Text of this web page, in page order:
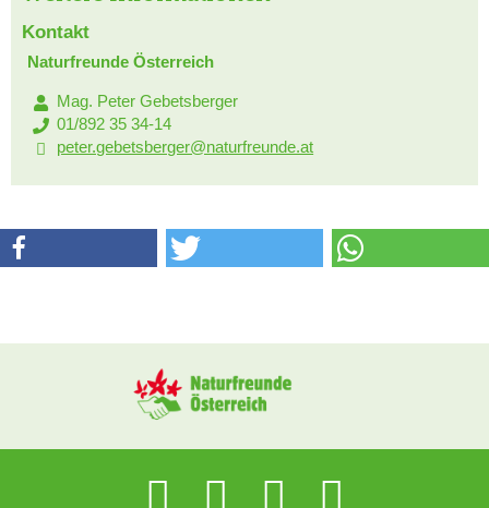
Kontakt
Naturfreunde Österreich
Mag. Peter Gebetsberger
01/892 35 34-14
peter.gebetsberger@naturfreunde.at